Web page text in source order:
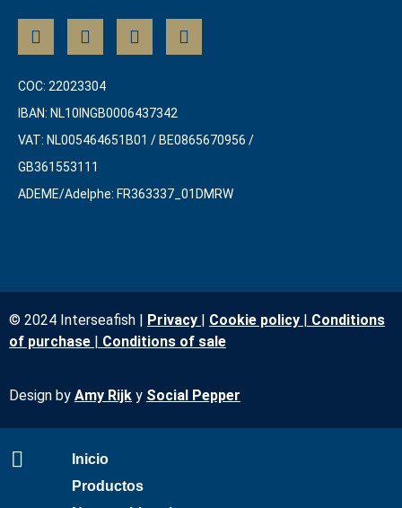
COC: 22023304
IBAN: NL10INGB0006437342
VAT: NL005464651B01 / BE0865670956 /
GB361553111
ADEME/Adelphe: FR363337_01DMRW
© 2024 Interseafish | Privacy Cookie policy
Conditions
of purchase
Conditions of sale
Design by Amy Rijk y Social Pepper
Inicio
Productos